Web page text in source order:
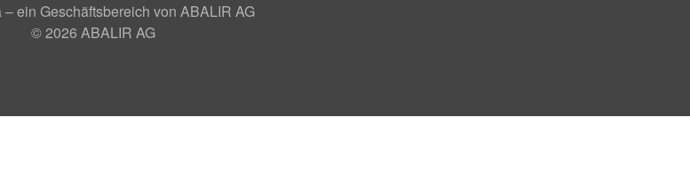
ein Geschäftsbereich von ABALIR AG
© 2026 ABALIR AG